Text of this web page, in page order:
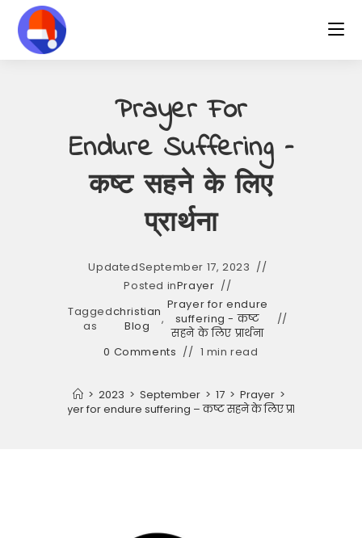
content
Prayer For
Endure Suffering –
कष्ट सहने के लिए
प्रार्थना
UpdatedSeptember 17, 2023
Posted inPrayer
Tagged
as
christian
Blog
,
Prayer for endure
suffering - कष्ट
सहने के लिए प्रार्थना
0 Comments
1 min read
> 2023 > September > 17 > Prayer >
Prayer for endure suffering – कष्ट सहने के लिए प्रार्थना